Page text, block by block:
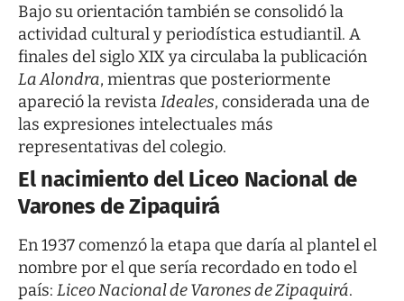
Bajo su orientación también se consolidó la
actividad cultural y periodística estudiantil. A
finales del siglo XIX ya circulaba la publicación
La Alondra, mientras que posteriormente
apareció la revistaIdeales, considerada una de
las expresiones intelectuales más
representativas del colegio.
El nacimiento del Liceo Nacional de
Varones de Zipaquirá
En 1937 comenzó la etapa que daría al plantel el
nombre por el que sería recordado en todo el
país: Liceo Nacional de Varones de Zipaquirá.